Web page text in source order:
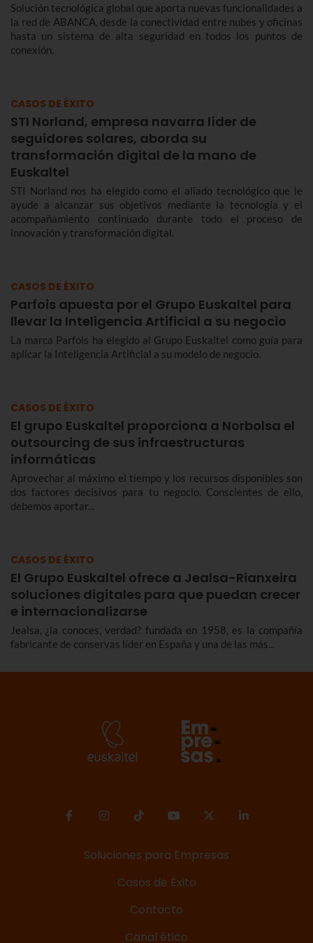
Solución tecnológica global que aporta nuevas funcionalidades a
la red de ABANCA, desde la conectividad entre nubes y oficinas
hasta un sistema de alta seguridad en todos los puntos de
conexión.
CASOS DE ÉXITO
STI Norland, empresa navarra líder de
seguidores solares, aborda su
transformación digital de la mano de
Euskaltel
STI Norland nos ha elegido como el aliado tecnológico que le
ayude a alcanzar sus objetivos mediante la tecnología y el
acompañamiento continuado durante todo el proceso de
innovación y transformación digital.
CASOS DE ÉXITO
Parfois apuesta por el Grupo Euskaltel para
llevar la Inteligencia Artificial a su negocio
La marca Parfois ha elegido al Grupo Euskaltel como guía para
aplicar la Inteligencia Artificial a su modelo de negocio.
CASOS DE ÉXITO
El grupo Euskaltel proporciona a Norbolsa el
outsourcing de sus infraestructuras
informáticas
Aprovechar al máximo el tiempo y los recursos disponibles son
dos factores decisivos para tu negocio. Conscientes de ello,
debemos aportar...
CASOS DE ÉXITO
El Grupo Euskaltel ofrece a Jealsa-Rianxeira
soluciones digitales para que puedan crecer
e internacionalizarse
Jealsa, ¿la conoces, verdad? fundada en 1958, es la compañía
fabricante de conservas líder en España y una de las más...
Soluciones para Empresas
Casos de Éxito
Contacto
Canal ético